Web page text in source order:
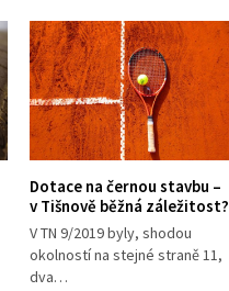
Dotace na černou stavbu –
v Tišnově běžná záležitost?
V TN 9/2019 byly, shodou
okolností na stejné straně 11,
dva…